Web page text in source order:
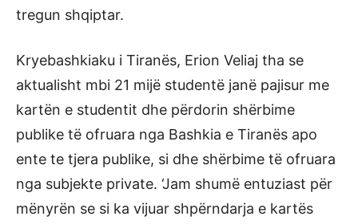
tregun shqiptar.
Kryebashkiaku i Tiranës, Erion Veliaj tha se
aktualisht mbi 21 mijë studentë janë pajisur me
kartën e studentit dhe përdorin shërbime
publike të ofruara nga Bashkia e Tiranës apo
ente te tjera publike, si dhe shërbime të ofruara
nga subjekte private. ‘Jam shumë entuziast për
mënyrën se si ka vijuar shpërndarja e kartës